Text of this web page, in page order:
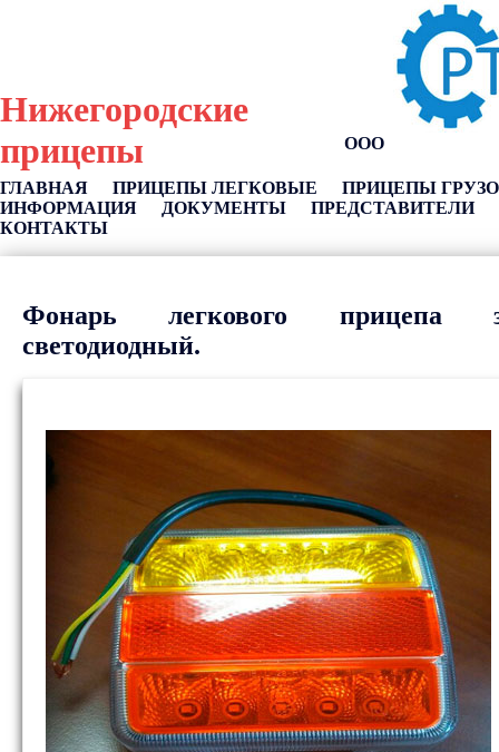
Нижегородские
прицепы
ООО
ГЛАВНАЯ ПРИЦЕПЫ ЛЕГКОВЫЕ
ПРИЦЕПЫ
ИНФОРМАЦИЯ
ДОКУМЕНТЫ
ПРЕДСТАВИТЕЛИ
КОНТАКТЫ
Фонарь легкового прицепа
светодиодный.